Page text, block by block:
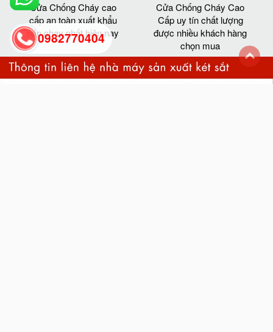
Cửa Chống Cháy cao
cấp an toàn xuất khẩu
bán chạy nhất hiện nay
Cửa Chống Cháy Cao
Cấp uy tín chất lượng
được nhiều khách hàng
chọn mua
0982770404
back